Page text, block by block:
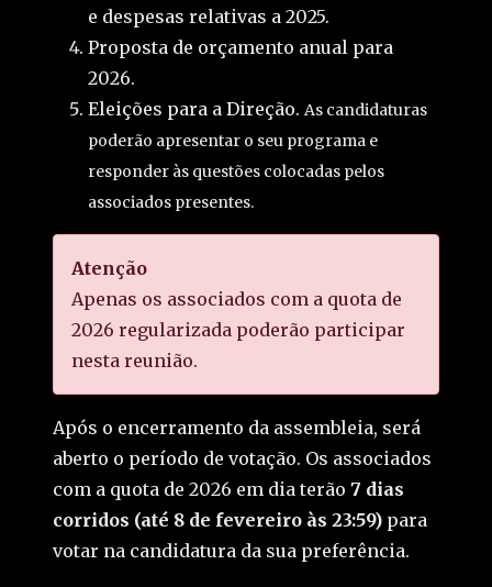
e despesas relativas a 2025.
Proposta de orçamento anual para
2026.
Eleições para a Direção. As candidaturas
poderão apresentar o seu programa e
responder às questões colocadas pelos
associados presentes.
Atenção
Apenas os associados com a quota de
2026 regularizada poderão participar
nesta reunião.
Após o encerramento da assembleia, será
aberto o período de votação. Os associados
com a quota de 2026 em dia terão 7 dias
corridos (até 8 de fevereiro às 23:59) para
votar na candidatura da sua preferência.